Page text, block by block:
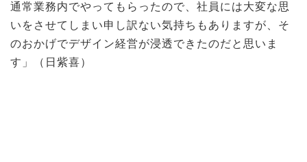
通常業務内でやってもらったので、社員には大変な思
いをさせてしまい申し訳ない気持ちもありますが、そ
のおかげでデザイン経営が浸透できたのだと思いま
す」（日紫喜）